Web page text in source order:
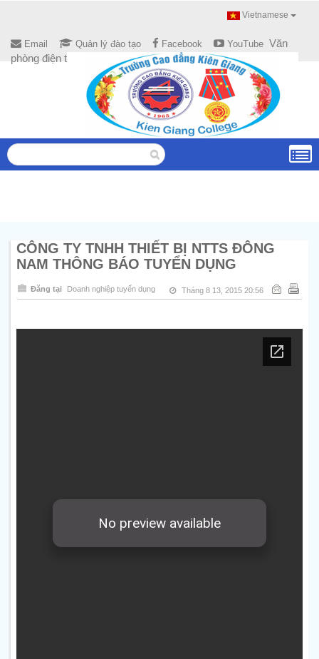
Vietnamese
Email Quản lý đào tạo Facebook YouTube Văn
phòng điện tử
CÔNG TY TNHH THIẾT BỊ NTTS ĐÔNG
NAM THÔNG BÁO TUYỂN DỤNG
Đăng tại Doanh nghiệp tuyển dụng Tháng 8 13, 2015 20:56